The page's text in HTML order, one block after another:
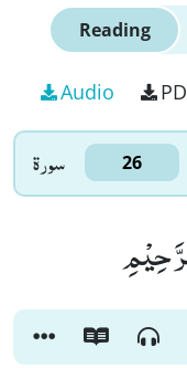
Reading
Audio
سورۃ 26